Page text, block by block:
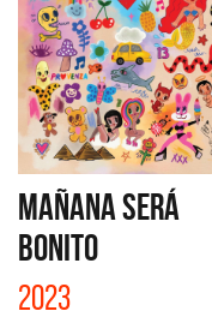
MAÑANA SERÁ
BONITO
2023